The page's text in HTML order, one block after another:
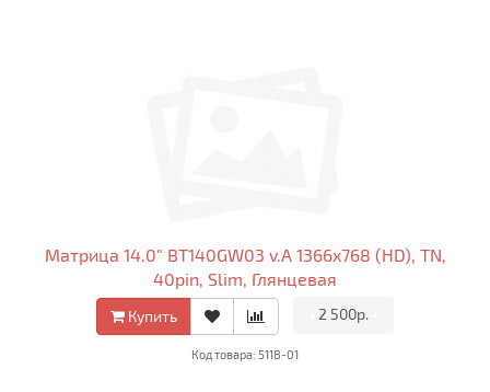
Матрица 14.0" BT140GW03 v.A 1366x768 (HD), TN,
40pin, Slim, Глянцевая
Купить 2 500р.
Код товара: 5118-01